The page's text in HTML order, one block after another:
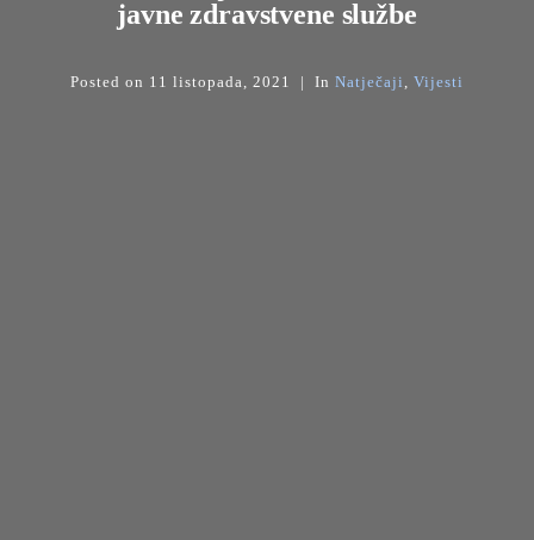
javne zdravstvene službe
Posted on 11 listopada, 2021 In Natječaji , Vijesti